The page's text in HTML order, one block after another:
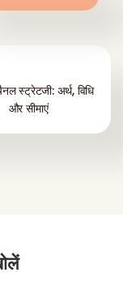
स्ट्रेटजी: अर्थ, विधि
और सीमाएं